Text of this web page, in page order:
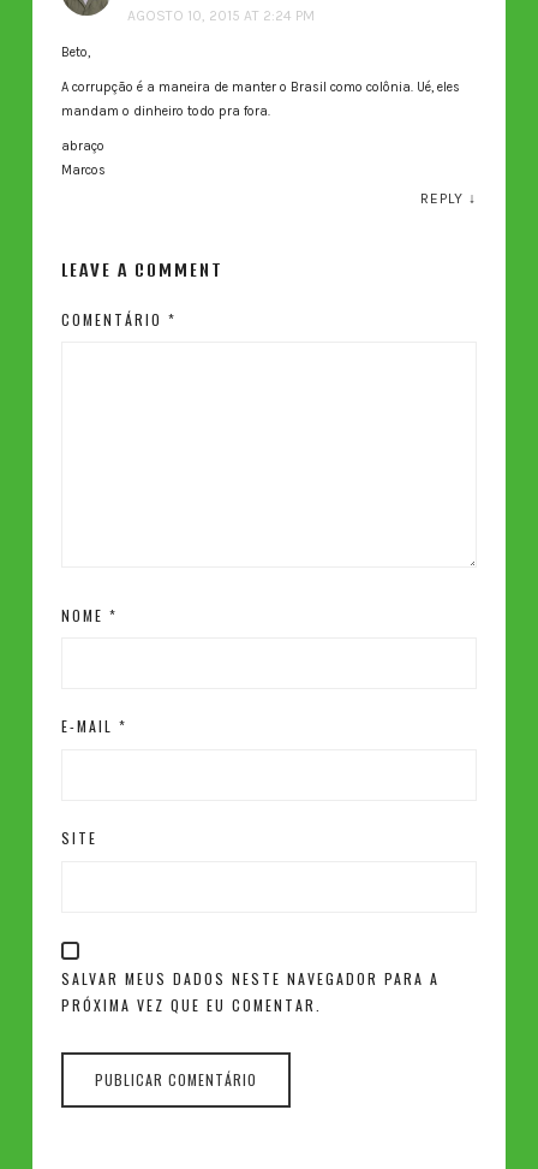
AGOSTO 10, 2015 AT 2:24 PM
Beto,
A corrupção é a maneira de manter o Brasil como colônia. Ué, eles
mandam o dinheiro todo pra fora.
abraço
Marcos
REPLY ↓
LEAVE A COMMENT
COMENTÁRIO *
NOME *
E-MAIL *
SITE
SALVAR MEUS DADOS NESTE NAVEGADOR PARA A
PRÓXIMA VEZ QUE EU COMENTAR.